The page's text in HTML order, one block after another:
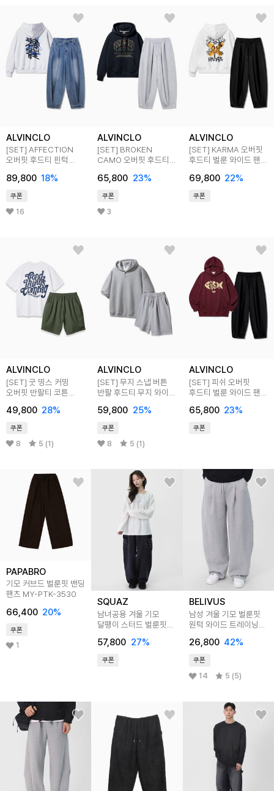
ALVINCLO
[SET] AFFECTION
오버핏 후드티 핀턱
셋업
89,800 18%
쿠폰
16
ALVINCLO
[SET] BROKEN
CAMO 오버핏 후드티
65,800 23%
쿠폰
3
ALVINCLO
[SET] KARMA 오버핏
후드티 벌룬 와이드 팬츠
69,800 22%
쿠폰
ALVINCLO
[SET] 굿 띵스 커밍
오버핏 반팔티 코튼
셋업
49,800 28%
쿠폰
8 5 (1)
ALVINCLO
[SET] 무지 스냅 버튼
반팔 후드티 무지 와이드
셋업
59,800 25%
쿠폰
8 5 (1)
ALVINCLO
[SET] 피쉬 오버핏
후드티 벌룬 와이드 팬츠
65,800 23%
쿠폰
PAPABRO
기모 커브드 벌룬핏 밴딩
팬츠 MY-PTK-3530
66,400 20%
쿠폰
1
SQUAZ
남녀공용 겨울 기모
달팽이 스터드 벌룬핏
57,800 27%
쿠폰
BELIVUS
남성 겨울 기모 벌룬핏
원턱 와이드 트레이닝
26,800 42%
쿠폰
14 5 (5)